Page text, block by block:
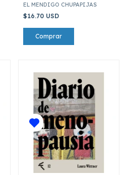
EL MENDIGO CHUPAPIJAS
$16.70 USD